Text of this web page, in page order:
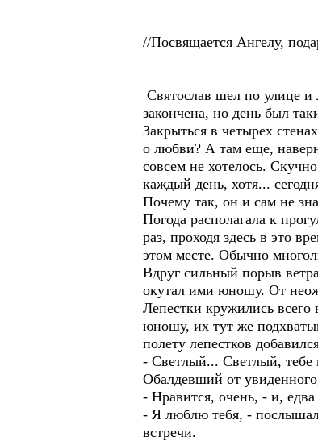
//Посвящается Ангелу,
Святослав шел по улице и
закончена, но день был
Закрыться в четырех
о любви? А там еще,
совсем не хотелось.
каждый день, хотя...
Почему так, он и сам не
Погода располагала к
раз, проходя здесь в это
этом месте. Обычно
Вдруг сильный порыв
окутал ими юношу. От
Лепестки кружились всего
юношу, их тут же
полету лепестков
- Светлый... Светлый, тебе
Обалдевший от
- Нравится, очень, - и,
- Я люблю тебя, -
встречи.